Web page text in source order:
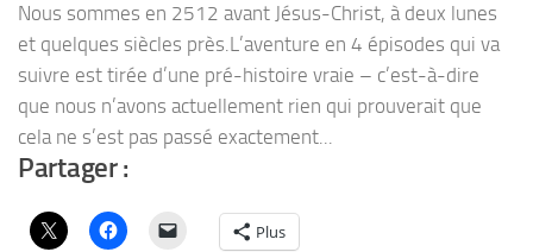
Nous sommes en 2512 avant Jésus-Christ, à deux lunes
et quelques siècles près.L’aventure en 4 épisodes qui va
suivre est tirée d’une pré-histoire vraie – c’est-à-dire
que nous n’avons actuellement rien qui prouverait que
cela ne s’est pas passé exactement...
Partager :
Plus